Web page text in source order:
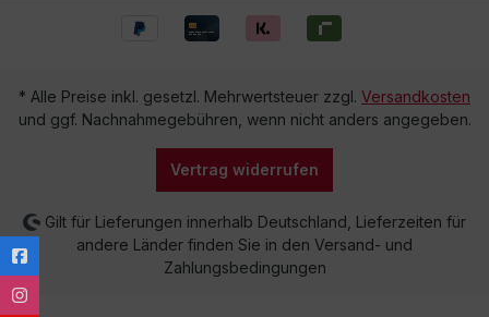
* Alle Preise inkl. gesetzl. Mehrwertsteuer zzgl. Versandkosten
und ggf. Nachnahmegebühren, wenn nicht anders angegeben.
Vertrag widerrufen
Gilt für Lieferungen innerhalb Deutschland, Lieferzeiten für
andere Länder finden Sie in den Versand- und
Zahlungsbedingungen